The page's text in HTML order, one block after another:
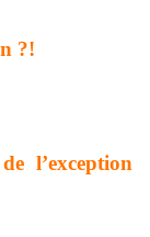
?!
l’exception